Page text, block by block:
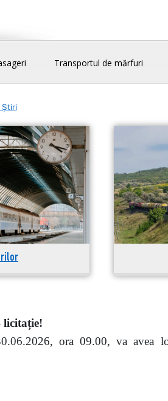
Transportul de mărfuri
licitație!
ora 09.00, va avea